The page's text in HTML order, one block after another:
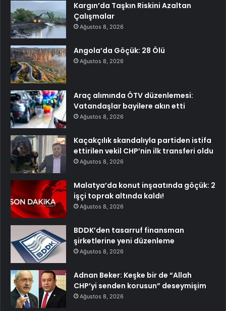
Kargın’da Taşkın Riskini Azaltan
Çalışmalar
Ağustos 8, 2026
Angola’da Göçük: 28 Ölü
Ağustos 8, 2026
Araç alımında ÖTV düzenlemesi:
Vatandaşlar bayilere akın etti
Ağustos 8, 2026
Kaçakçılık skandalıyla partiden istifa
ettirilen vekil CHP’nin ilk transferi oldu
Ağustos 8, 2026
Malatya’da konut inşaatında göçük: 2
işçi toprak altında kaldı!
Ağustos 8, 2026
BDDK’den tasarruf finansman
şirketlerine yeni düzenleme
Ağustos 8, 2026
Adnan Beker: Keşke bir de “Allah
CHP’yi senden korusun” deseymişim
Ağustos 8, 2026